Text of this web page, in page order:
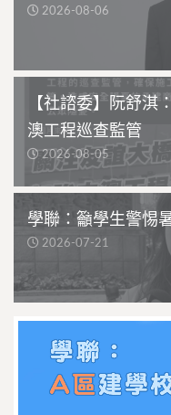
2026-08-06
【社諮委】阮舒淇
澳工程巡查監管
2026-08-05
學聯：籲學生警惕
2026-07-21